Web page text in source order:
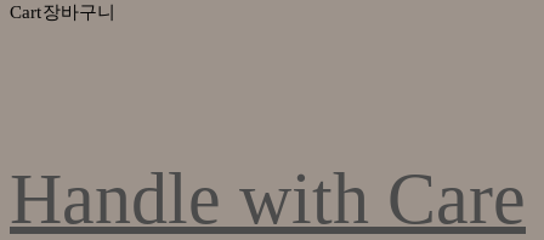
Cart장바구니
Handle with Care